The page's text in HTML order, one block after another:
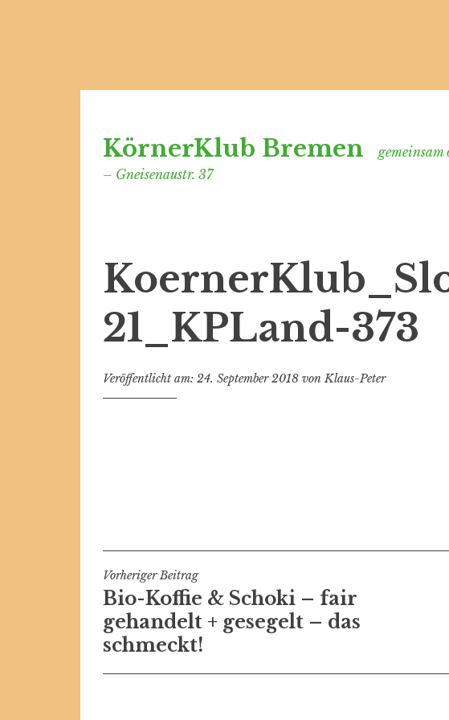
springen
KörnerKlub Bremen
gemeinsam
– Gneisenaustr. 37
21_KPLand-373
Veröffentlicht am: 24. September 2018 vonKlaus-Peter
Beitragsnavigation
Vorheriger Beitrag
Bio-Koffie & Schoki – fair
gehandelt + gesegelt – das
schmeckt!